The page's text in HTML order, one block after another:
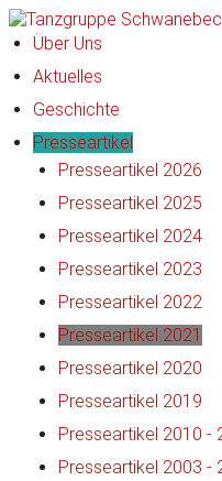
Über Uns
Aktuelles
Geschichte
Presseartikel
Presseartikel 2026
Presseartikel 2025
Presseartikel 2024
Presseartikel 2023
Presseartikel 2022
Presseartikel 2021
Presseartikel 2020
Presseartikel 2019
Presseartikel 2010 -
Presseartikel 2003 -